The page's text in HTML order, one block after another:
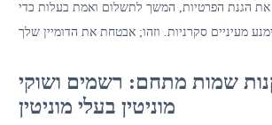
את הגנת הפרטיות, המשך לתשלום ואמת בעלות כדי
שמות מתחם: רשמים ושוקי
מוניטין בעלי מוניטין